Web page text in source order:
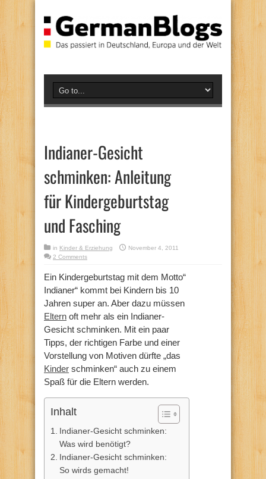
Indianer-Gesicht
schminken: Anleitung
für Kindergeburtstag
und Fasching
in Kinder & Erziehung
November 4, 2011
2 Comments
Ein Kindergeburtstag mit dem Motto“
Indianer“ kommt bei Kindern bis 10
Jahren super an. Aber dazu müssen
Eltern oft mehr als ein Indianer-
Gesicht schminken. Mit ein paar
Tipps, der richtigen Farbe und einer
Vorstellung von Motiven dürfte „das
Kinder schminken“ auch zu einem
Spaß für die Eltern werden.
Inhalt
Indianer-Gesicht schminken:
Was wird benötigt?
Indianer-Gesicht schminken:
So wirds gemacht!